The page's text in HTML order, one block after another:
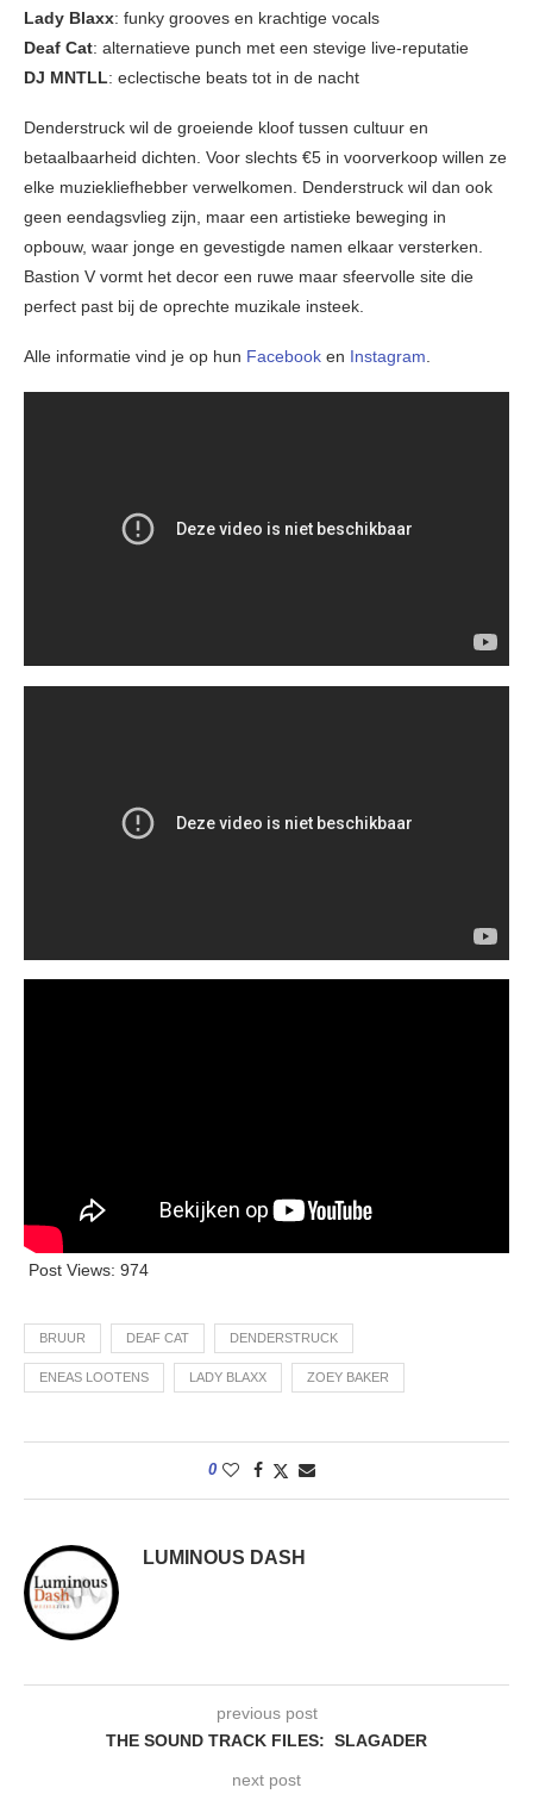
Lady Blaxx: funky grooves en krachtige vocals
Deaf Cat: alternatieve punch met een stevige live-reputatie
DJ MNTLL: eclectische beats tot in de nacht
Denderstruck wil de groeiende kloof tussen cultuur en
betaalbaarheid dichten. Voor slechts €5 in voorverkoop willen ze
elke muziekliefhebber verwelkomen. Denderstruck wil dan ook
geen eendagsvlieg zijn, maar een artistieke beweging in
opbouw, waar jonge en gevestigde namen elkaar versterken.
Bastion V vormt het decor een ruwe maar sfeervolle site die
perfect past bij de oprechte muzikale insteek.
Alle informatie vind je op hun Facebook en Instagram.
Post Views: 974
BRUUR DEAF CAT DENDERSTRUCK
ENEAS LOOTENS LADY BLAXX ZOEY BAKER
0
LUMINOUS DASH
previous post
THE SOUND TRACK FILES: SLAGADER
next post